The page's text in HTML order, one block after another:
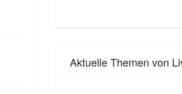
Aktuelle Themen von